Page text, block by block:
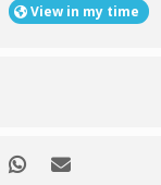
View in my time